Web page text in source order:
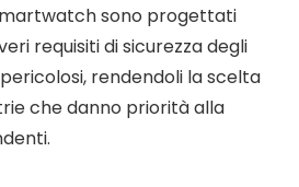
sono progettati
requisiti di sicurezza degli
rendendoli la scelta
che danno priorità alla